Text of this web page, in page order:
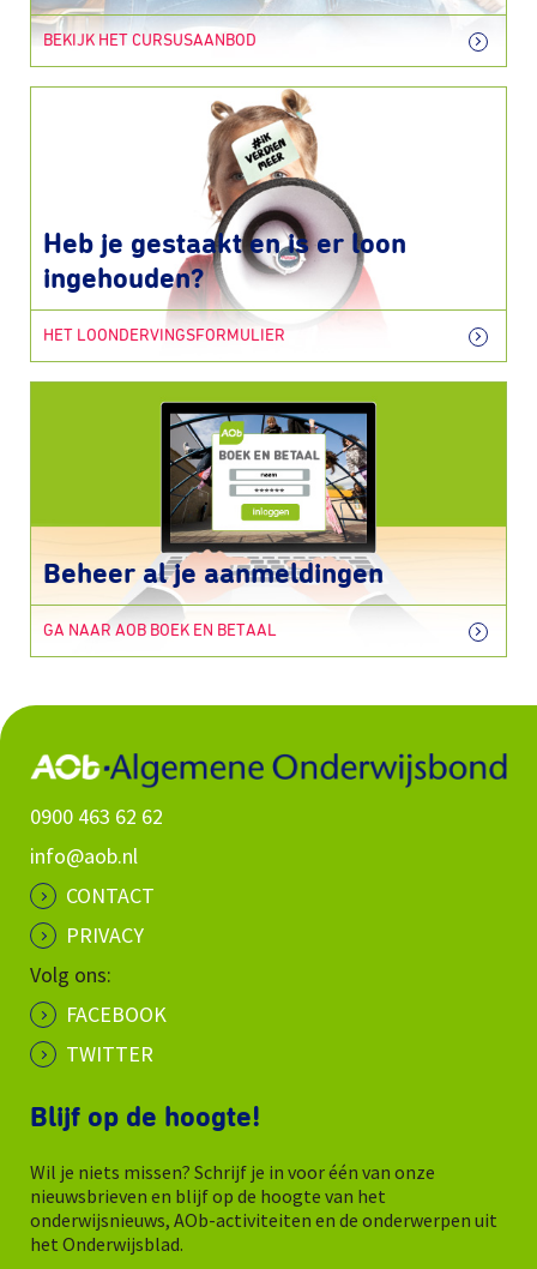
BEKIJK HET CURSUSAANBOD
Heb je gestaakt en is er loon
ingehouden?
HET LOONDERVINGSFORMULIER
Beheer al je aanmeldingen
GA NAAR AOB BOEK EN BETAAL
0900 463 62 62
info@aob.nl
CONTACT
PRIVACY
Volg ons:
FACEBOOK
TWITTER
Blijf op de hoogte!
Wil je niets missen? Schrijf je in voor één van onze
nieuwsbrieven en blijf op de hoogte van het
onderwijsnieuws, AOb-activiteiten en de onderwerpen uit
het Onderwijsblad.